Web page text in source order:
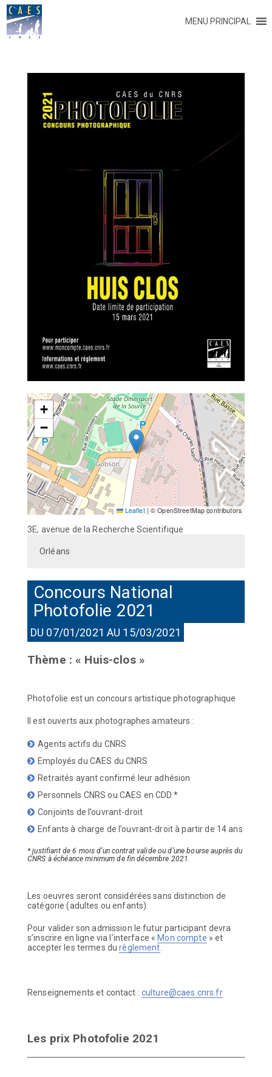
MENU PRINCIPAL
+
−
Leaflet | © OpenStreetMap contributors
3E, avenue de la Recherche Scientifique
Orléans
Concours National
Photofolie 2021
DU 07/01/2021 AU 15/03/2021
Thème : « Huis-clos »
Photofolie est un concours artistique photographique
Il est ouverts aux photographes amateurs :
Agents actifs du CNRS
Employés du CAES du CNRS
Retraités ayant confirmé leur adhésion
Personnels CNRS ou CAES en CDD *
Conjoints de l’ouvrant-droit
Enfants à charge de l’ouvrant-droit à partir de 14 ans
* justifiant de 6 mois d’un contrat valide ou d’une bourse auprès du
CNRS à échéance minimum de fin décembre 2021.
Les oeuvres seront considérées sans distinction de
catégorie (adultes ou enfants).
Pour valider son admission le futur participant devra
s’inscrire en ligne via l’interface « Mon compte » et
accepter les termes durèglement
Renseignements et contact : culture@caes.cnrs.fr
Les prix Photofolie 2021